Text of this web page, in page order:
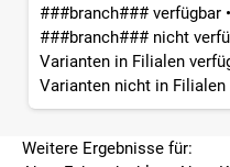
###branch### verfügbar •
###branch### nicht
Varianten in Filialen
Varianten nicht in Filialen
Weitere Ergebnisse für: